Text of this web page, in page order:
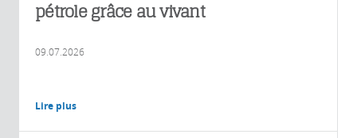
pétrole grâce au vivant
09.07.2026
Lire plus